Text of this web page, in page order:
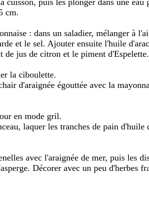
cm.
: dans un saladier, mélanger à
et le sel. Ajouter ensuite l'huile
de jus de citron et le piment d'Espelette.
la ciboulette.
d'araignée égouttée avec la
en mode gril.
laquer les tranches de pain
avec l'araignée de mer, puis les
Décorer avec un peu d'herbes